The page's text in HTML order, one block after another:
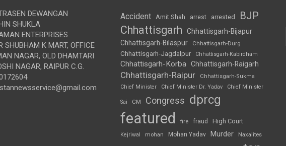
DEWANGAN
SHUKLA
ENTERPRISES
SHUBHAM K MART, OFFICE
NAGAR, OLD DHAMTARI
NAGAR, RAIPUR C.G.
Accident Amit Shah arrest arrested BJP
Chhattisgarh
Chhattisgarh-Bijapur
Chhattisgarh-Bilaspur
Chhattisgarh-Durg
Chhattisgarh-Jagdalpur Chhattisgarh-Kabirdham
Chhattisgarh-Korba Chhattisgarh-Raigarh
Chhattisgarh-Raipur
Chhattisgarh-Sukma
Chief Minister
Chief Minister Dr. Yadav Chief Minister
Sai CM Congress dprcg
featured fire fraud High Court
Kejriwal mohan Mohan Yadav Murder Naxalites